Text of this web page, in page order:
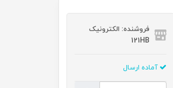
فروشنده: الکترونیک
121HB
آماده ارسال